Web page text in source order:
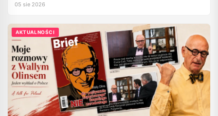
05 sie 2026
AKTUALNOŚCI